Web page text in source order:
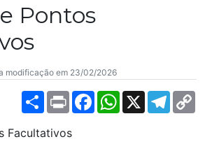
Pontos
modificação em 23/02/2026
SharePrint FacebookWhatsApp
X
Facultativos